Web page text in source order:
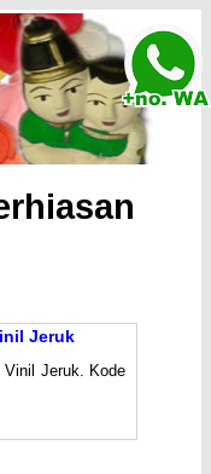
Jeruk
Jeruk. Kode